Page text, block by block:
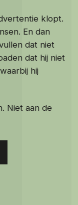
klopt.
En dan
dat niet
dat hij niet
hij
Niet aan de